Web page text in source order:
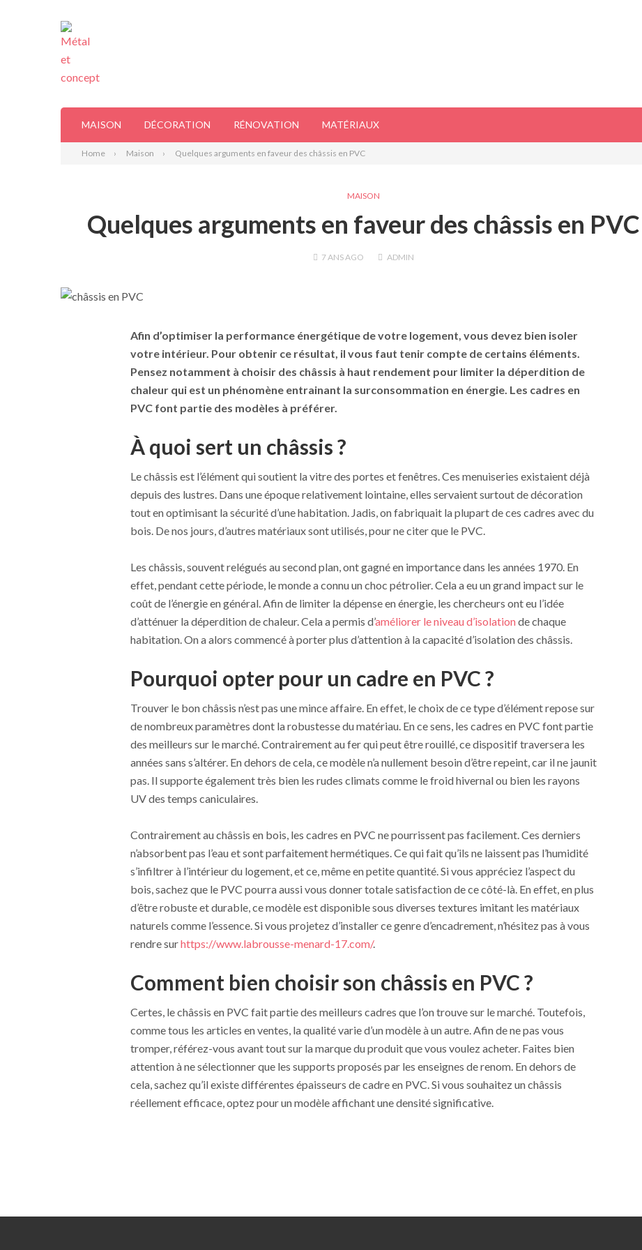
MAISON DÉCORATION RÉNOVATION MATÉRIAUX
Home Maison Quelques arguments en faveur des châssis en PVC
MAISON
Quelques arguments en faveur des châssis en PVC
7 ANSAGO ADMIN
Afin d’optimiser la performance énergétique de votre logement, vous devez bien isoler
votre intérieur. Pour obtenir ce résultat, il vous faut tenir compte de certains éléments.
Pensez notamment à choisir des châssis à haut rendement pour limiter la déperdition de
chaleur qui est un phénomène entrainant la surconsommation en énergie. Les cadres en
PVC font partie des modèles à préférer.
À quoi sert un châssis ?
Le châssis est l’élément qui soutient la vitre des portes et fenêtres. Ces menuiseries existaient déjà
depuis des lustres. Dans une époque relativement lointaine, elles servaient surtout de décoration
tout en optimisant la sécurité d’une habitation. Jadis, on fabriquait la plupart de ces cadres avec du
bois. De nos jours, d’autres matériaux sont utilisés, pour ne citer que le PVC.
Les châssis, souvent relégués au second plan, ont gagné en importance dans les années 1970. En
effet, pendant cette période, le monde a connu un choc pétrolier. Cela a eu un grand impact sur le
coût de l’énergie en général. Afin de limiter la dépense en énergie, les chercheurs ont eu l’idée
d’atténuer la déperdition de chaleur. Cela a permis d’améliorer le niveau d’isolation de chaque
habitation. On a alors commencé à porter plus d’attention à la capacité d’isolation des châssis.
Pourquoi opter pour un cadre en PVC ?
Trouver le bon châssis n’est pas une mince affaire. En effet, le choix de ce type d’élément repose sur
de nombreux paramètres dont la robustesse du matériau. En ce sens, les cadres en PVC font partie
des meilleurs sur le marché. Contrairement au fer qui peut être rouillé, ce dispositif traversera les
années sans s’altérer. En dehors de cela, ce modèle n’a nullement besoin d’être repeint, car il ne jaunit
pas. Il supporte également très bien les rudes climats comme le froid hivernal ou bien les rayons
UV des temps caniculaires.
Contrairement au châssis en bois, les cadres en PVC ne pourrissent pas facilement. Ces derniers
n’absorbent pas l’eau et sont parfaitement hermétiques. Ce qui fait qu’ils ne laissent pas l’humidité
s’infiltrer à l’intérieur du logement, et ce, même en petite quantité. Si vous appréciez l’aspect du
bois, sachez que le PVC pourra aussi vous donner totale satisfaction de ce côté-là. En effet, en plus
d’être robuste et durable, ce modèle est disponible sous diverses textures imitant les matériaux
naturels comme l’essence. Si vous projetez d’installer ce genre d’encadrement, n’hésitez pas à vous
rendre surhttps://www.labrousse-menard-17.com/.
Comment bien choisir son châssis en PVC ?
Certes, le châssis en PVC fait partie des meilleurs cadres que l’on trouve sur le marché. Toutefois,
comme tous les articles en ventes, la qualité varie d’un modèle à un autre. Afin de ne pas vous
tromper, référez-vous avant tout sur la marque du produit que vous voulez acheter. Faites bien
attention à ne sélectionner que les supports proposés par les enseignes de renom. En dehors de
cela, sachez qu’il existe différentes épaisseurs de cadre en PVC. Si vous souhaitez un châssis
réellement efficace, optez pour un modèle affichant une densité significative.